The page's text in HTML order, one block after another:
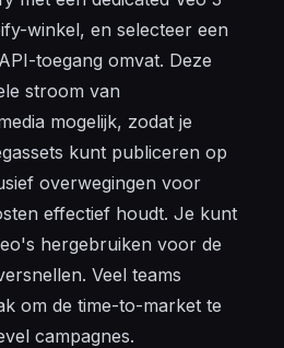
winkel, en selecteer een
toegang omvat. Deze
stroom van
mogelijk, zodat je
kunt publiceren op
overwegingen voor
effectief houdt. Je kunt
hergebruiken voor de
Veel teams
om de time-to-market te
campagnes.